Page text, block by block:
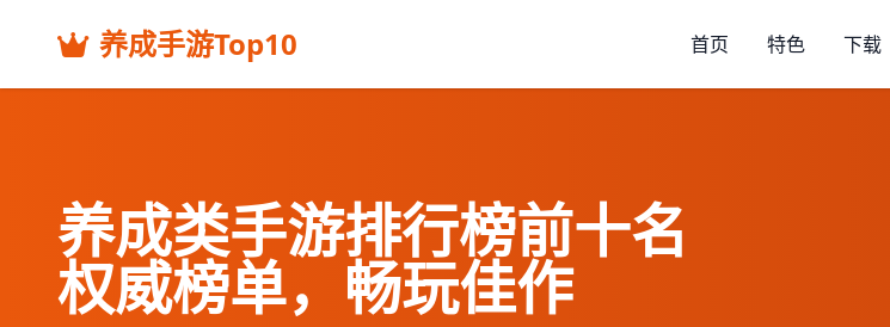
养成手游Top10 首页 特色 下载
养成类手游排行榜前十名
权威榜单，畅玩佳作